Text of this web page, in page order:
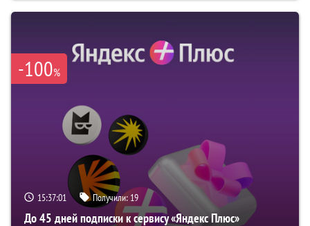
-100%
15:37:00 Получили: 19
До 45 дней подписки к сервису «Яндекс Плюс»